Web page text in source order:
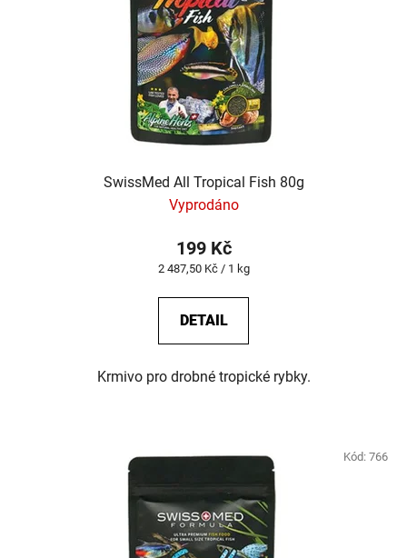
SwissMed All Tropical Fish 80g
Vyprodáno
199 Kč
Měrná
2 487,50 Kč / 1 kg
DETAIL
Krmivo pro drobné tropické rybky.
Kód: 766